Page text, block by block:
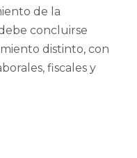
de la
concluirse
distinto, con
fiscales y